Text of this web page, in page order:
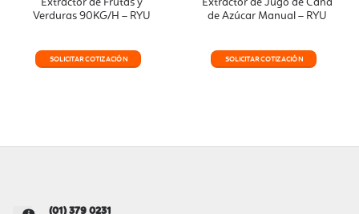
Verduras 90KG/H – RYU
SOLICITAR COTIZACIÓN
de Azúcar Manual – RYU
SOLICITAR COTIZACIÓN
(01) 379 0231